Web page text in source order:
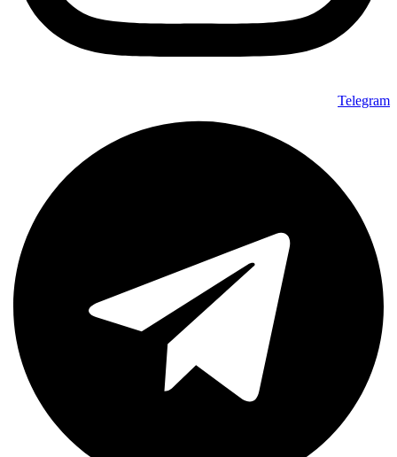
Telegram